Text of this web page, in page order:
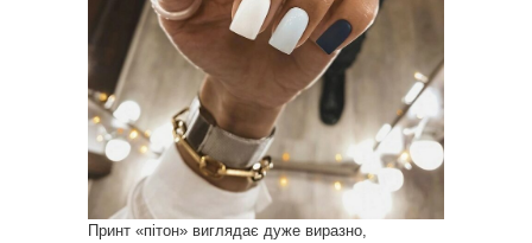
Принт «пітон» виглядає дуже виразно,